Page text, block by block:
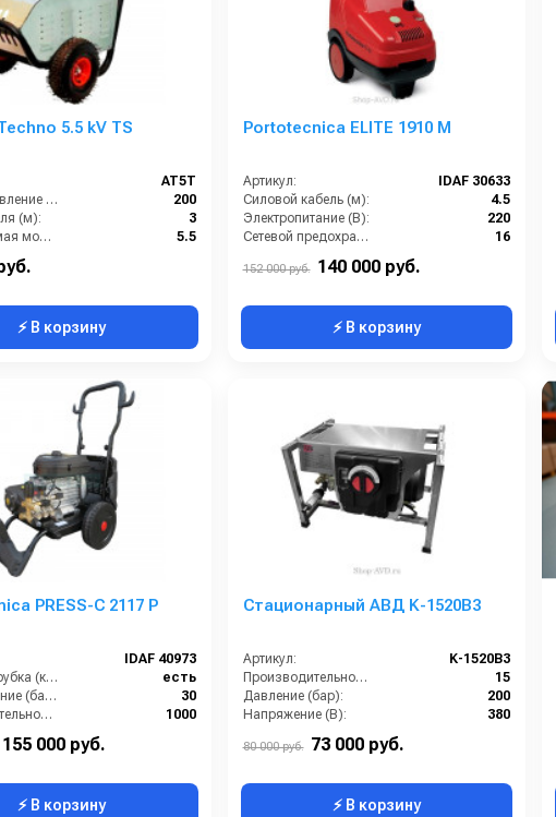
5.5 kV TS
AT5T
Рабочее давление (бар):
200
(м):
3
Потребляемая мощность (кВт):
5.5
⚡ В корзину
Portotecnica ELITE 1910 M
Артикул:
IDAF 30633
Силовой кабель (м):
4.5
Электропитание (В):
220
Сетевой предохранитель (А):
16
152 000 руб. 140 000 руб.
⚡ В корзину
PRESS-C 2117 P
IDAF 40973
Струйная трубка (копьё):
есть
Мин. давление (бар):
30
Производительность (л/ч):
1000
155 000 руб.
⚡ В корзину
Стационарный АВД K-1520B3
Артикул:
K-1520B3
Производительность (л/мин):
15
Давление (бар):
200
Напряжение (В):
380
80 000 руб. 73 000 руб.
⚡ В корзину